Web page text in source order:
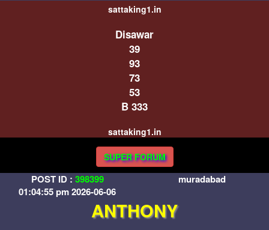
sattaking1.in
Disawar
39
93
73
53
B 333
sattaking1.in
SUPER FORUM
POST ID : 398399
01:04:55 pm 2026-06-06
muradabad
ANTHONY